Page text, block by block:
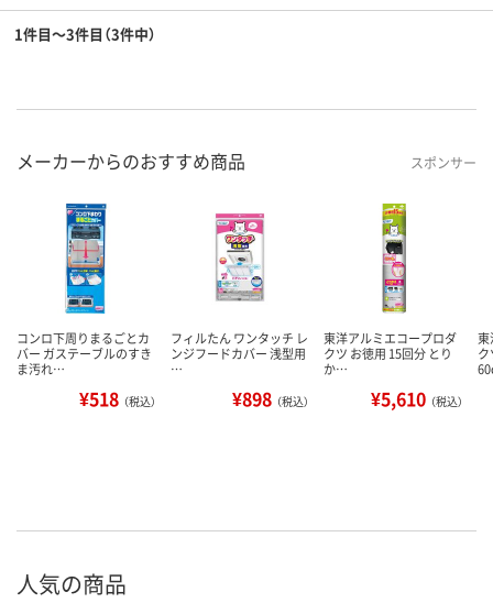
1件目～3件目（3件中）
メーカーからのおすすめ商品 スポンサー
コンロ下周りまるごとカ
バー ガステーブルのすき
ま汚れ…
¥518 （税込）
フィルたん ワンタッチ レ
ンジフードカバー 浅型用
…
¥898 （税込）
東洋アルミエコープロダ
クツ お徳用 15回分 とり
か…
¥5,610 （税込）
東
人気の商品